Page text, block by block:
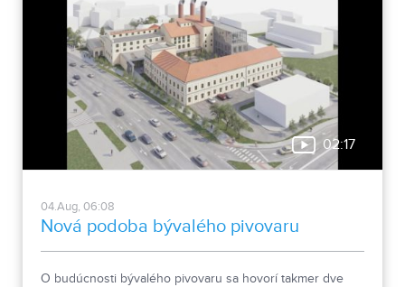
02:17
04.Aug, 06:08
Nová podoba bývalého pivovaru
O budúcnosti bývalého pivovaru sa hovorí takmer dve